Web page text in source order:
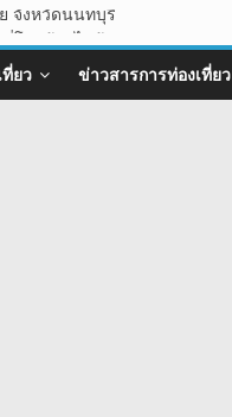
จังหวัดนนทบุรี
โอบล้อมไปด้วนขุนเขา
ติ ที่น่าแวะมาเช็คอิน
จังหวัดลพบุรี
ยว ข่าวสารการท่องเที่ยว